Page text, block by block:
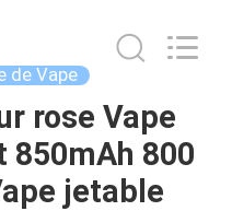
de Vape
rose Vape
850mAh 800
jetable